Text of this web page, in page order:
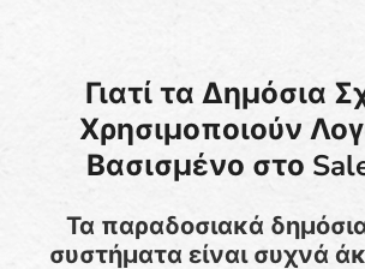
Γιατί τα Δημόσια
Χρησιμοποιούν
Βασισμένο στο
Τα παραδοσιακά
συστήματα είναι συχνά